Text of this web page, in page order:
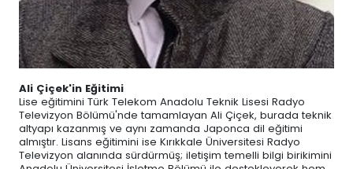
Ali Çiçek'in Eğitimi
Lise eğitimini Türk Telekom Anadolu Teknik Lisesi Radyo
Televizyon Bölümü'nde tamamlayan Ali Çiçek, burada teknik
altyapı kazanmış ve aynı zamanda Japonca dil eğitimi
almıştır. Lisans eğitimini ise Kırıkkale Üniversitesi Radyo
Televizyon alanında sürdürmüş; iletişim temelli bilgi birikimini